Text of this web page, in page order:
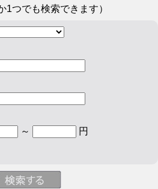
1つでも検索できます）
～ 円